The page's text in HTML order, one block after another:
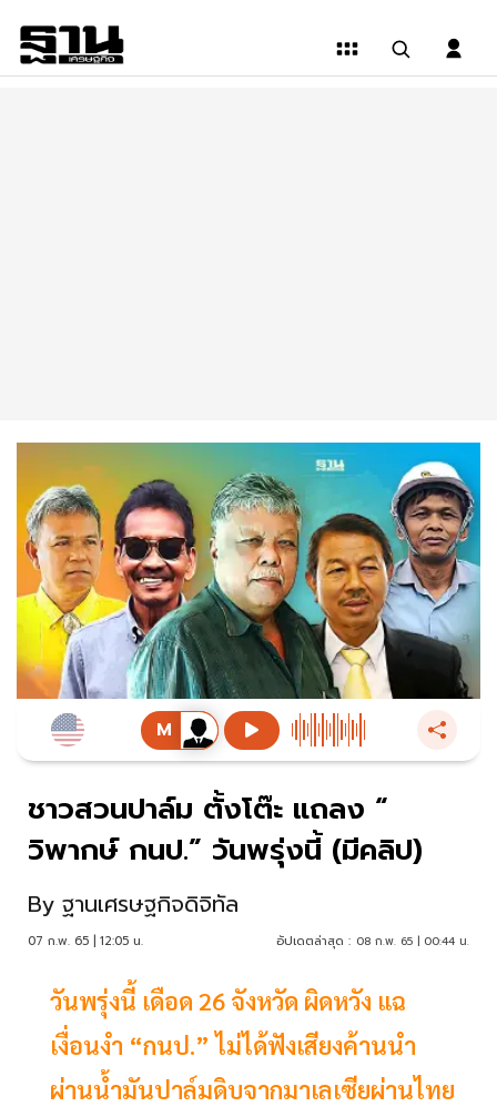
ชาวสวนปาล์ม ตั้งโต๊ะ แถลง “
วิพากษ์ กนป.” วันพรุ่งนี้ (มีคลิป)
By ฐานเศรษฐกิจดิจิทัล
07 ก.พ. 65 | 12:05 น. อัปเดตล่าสุด : 08 ก.พ. 65 | 00:44 น.
วันพรุ่งนี้ เดือด 26 จังหวัด ผิดหวัง แฉ
เงื่อนงำ “กนป.” ไม่ได้ฟังเสียงค้านนำ
ผ่านน้ำมันปาล์มดิบจากมาเลเซียผ่านไทย